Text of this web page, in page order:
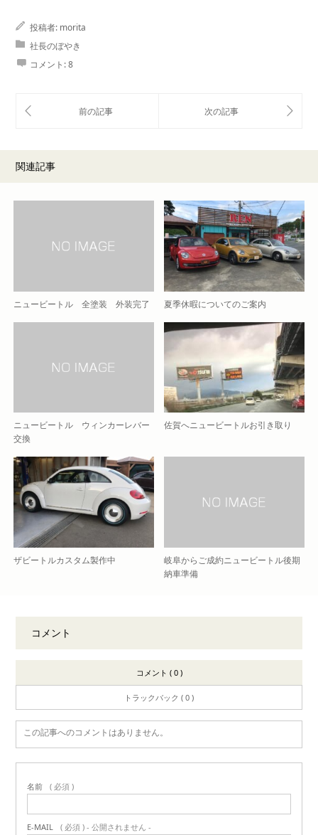
投稿者: morita
社長のぼやき
コメント:8
関連記事
ニュービートル 全塗装 外装完了 夏季休暇についてのご案内
ニュービートル ウィンカーレバー
交換
佐賀へニュービートルお引き取り
ザビートルカスタム製作中
岐阜からご成約ニュービートル後期
納車準備
コメント
コメント ( 0 )
トラックバック ( 0 )
この記事へのコメントはありません。
名前 ( 必須 )
E-MAIL ( 必須 ) - 公開されません -